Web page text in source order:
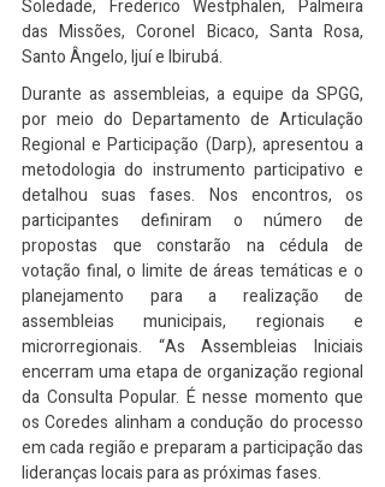
Soledade, Frederico Westphalen, Palmeira
das Missões, Coronel Bicaco, Santa Rosa,
Santo Ângelo, Ijuí e Ibirubá.
Durante as assembleias, a equipe da SPGG,
por meio do Departamento de Articulação
Regional e Participação (Darp), apresentou a
metodologia do instrumento participativo e
detalhou suas fases. Nos encontros, os
participantes definiram o número de
propostas que constarão na cédula de
votação final, o limite de áreas temáticas e o
planejamento para a realização de
assembleias municipais, regionais e
microrregionais. “As Assembleias Iniciais
encerram uma etapa de organização regional
da Consulta Popular. É nesse momento que
os Coredes alinham a condução do processo
em cada região e preparam a participação das
lideranças locais para as próximas fases.